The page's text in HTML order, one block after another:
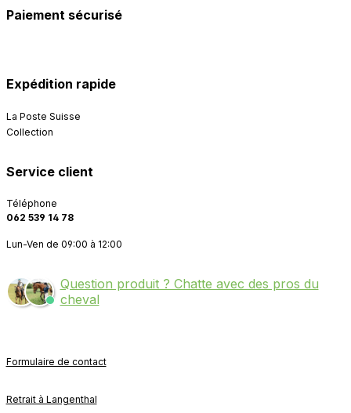
Paiement sécurisé
Expédition rapide
La Poste Suisse
Collection
Service client
Téléphone
062 539 14 78
Lun-Ven de 09:00 à 12:00
Question produit ? Chatte avec des pros du
cheval
Formulaire de contact
Retrait à Langenthal